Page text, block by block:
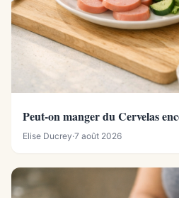
Peut-on manger du Cervelas
Elise Ducrey·7 août 2026